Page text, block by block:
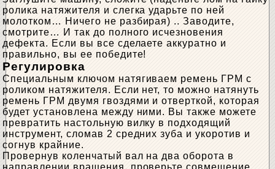
ролика натяжителя и слегка ударьте по ней
молотком… Ничего не разбирая) .. Заводите,
смотрите… И так до полного исчезновения
дефекта. Если вы все сделаете аккуратно и
правильно, вы ее победите!
Регулировка
Специальным ключом натягиваем ремень ГРМ с
роликом натяжителя. Если нет, то можно натянуть
ремень ГРМ двумя гвоздями и отверткой, которая
будет установлена ​​между ними. Вы также можете
превратить настольную вилку в подходящий
инструмент, сломав 2 средних зуба и укоротив и
согнув крайние.
Провернув коленчатый вал на два оборота в
направлении вращения, проверьте совмещение